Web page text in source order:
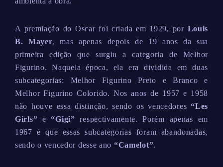
A premiação do Oscar foi criada em 1929, por Louis
B. Mayer, mas apenas depois de 19 anos da sua
primeira edição que surgiu a categoria de Melhor
Figurino. Naquela época, ela era dividida em duas
subcategorias: Melhor Figurino Preto e Branco e
Melhor Figurino Colorido. Nos anos de 1957 e 1958
não houve essa distinção, sendo os vencedores“Les
Girls” e“Gigi” respectivamente. Porém apenas em
1967 é que essas subcategorias foram abandonadas,
sendo o vencedor desse ano “Camelot”.